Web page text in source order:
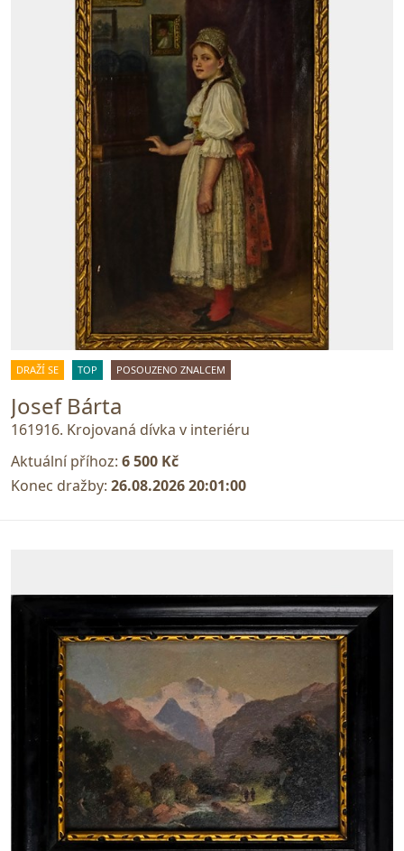
DRAŽÍ SE TOP POSOUZENO ZNALCEM
Josef Bárta
161916. Krojovaná dívka v interiéru
Aktuální příhoz: 6 500 Kč
Konec dražby: 26.08.2026 20:01:00